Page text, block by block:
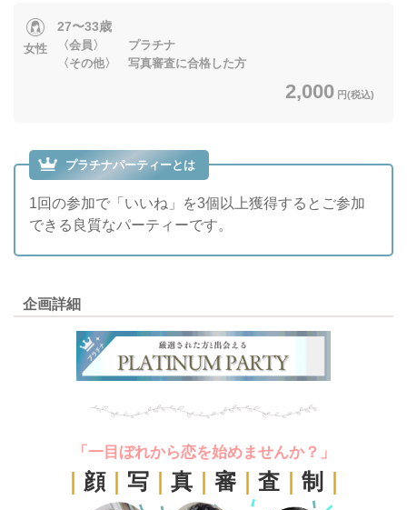
女性
27〜33歳
〈会員〉 プラチナ
〈その他〉 写真審査に合格した方
2,000 円(税込)
プラチナパーティーとは
1回の参加で「いいね」を3個以上獲得するとご参加
できる良質なパーティーです。
企画詳細
「一目ぼれから恋を始めませんか？」
顔｜ 写 真 審 査 制